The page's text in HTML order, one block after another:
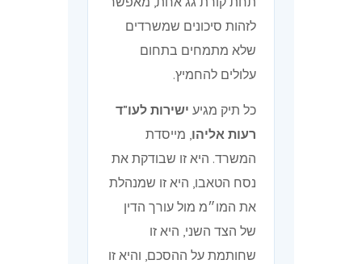
לזהות סיכונים שמשרדים
שלא מתמחים בתחום
עלולים להחמיץ.
כל תיק מגיע ישירות לעו"ד
רעות אליהו, מייסדת
המשרד. היא זו שבודקת את
נסח הטאבו, היא זו שמנהלת
את המו״מ מול עורך הדין
של הצד השני, היא זו
שחותמת על ההסכם, והיא זו